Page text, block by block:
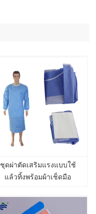
ชุดผ่าตัดเสริมแรงแบบใช้
แล้วทิ้งพร้อมผ้าเช็ดมือ